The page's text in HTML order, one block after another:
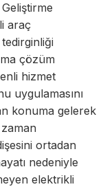
araç
tedirginliği
çözüm
hizmet
uygulamasını
konuma gelerek
ortadan
nedeniyle
elektrikli